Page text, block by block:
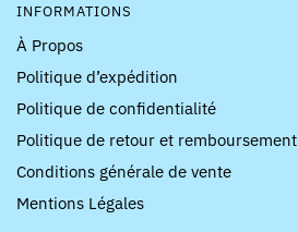
INFORMATIONS
À Propos
Politique d’expédition
Politique de confidentialité
Politique de retour et remboursement
Conditions générale de vente
Mentions Légales